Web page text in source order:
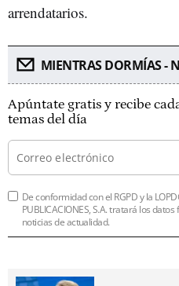
arrendatarios.
MIENTRAS DORMÍAS -
Apúntate gratis y recibe
temas del día
De conformidad con el RGPD y la
PUBLICACIONES, S.A. tratará los
noticias de actualidad.